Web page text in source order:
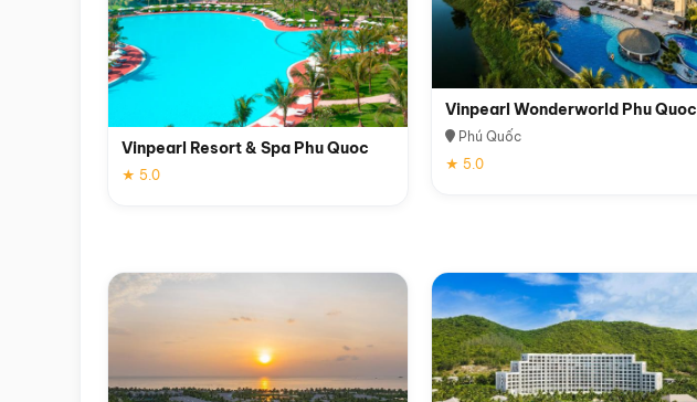
Vinpearl Resort & Spa Phu Quoc
★ 5.0
Vinpearl Wonderworld Phu Quoc
Phú Quốc
★ 5.0